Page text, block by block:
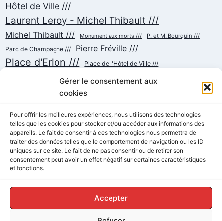
Gérer le consentement aux
cookies
Pour offrir les meilleures expériences, nous utilisons des technologies
telles que les cookies pour stocker et/ou accéder aux informations des
appareils. Le fait de consentir à ces technologies nous permettra de
traiter des données telles que le comportement de navigation ou les ID
uniques sur ce site. Le fait de ne pas consentir ou de retirer son
consentement peut avoir un effet négatif sur certaines caractéristiques
et fonctions.
Accepter
Hôtel de Ville ///
Laurent Leroy - Michel Thibault ///
Michel Thibault /// Monument aux morts /// P. et M. Bourquin ///
Parc de Champagne /// Pierre Fréville ///
Place d'Erlon /// Place de l'Hôtel de Ville ///
Place de la République /// Place du Cardinal Luçon ///
Place du Forum/des Marchés ///
Rue Buirette /// Rue Carnot /// Rue Chanzy /// Rue Colbert ///
Rue Cérès /// Rue de l'Etape /// Rue de Mars /// Rue de Talleyrand ///
Rue de Vesle /// Rue Thiers /// Succursalisme /// Tramway ///
École ///